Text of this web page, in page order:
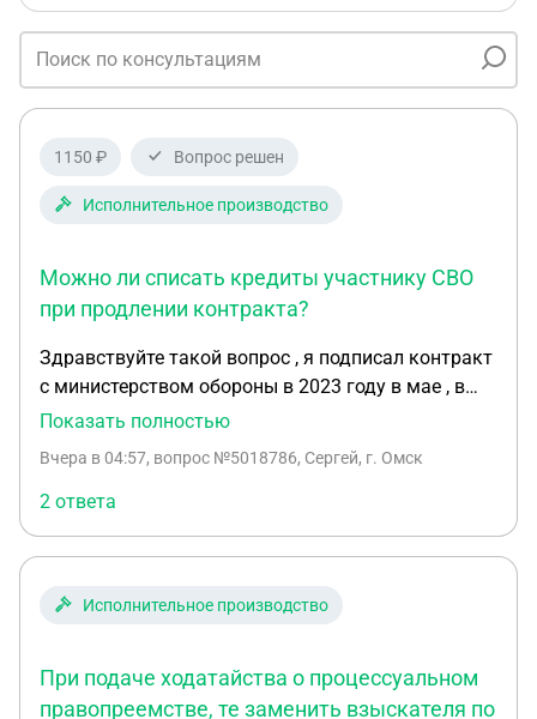
1150 ₽ Вопрос решен
Исполнительное производство
Можно ли списать кредиты участнику СВО
при продлении контракта?
Здравствуйте такой вопрос , я подписал контракт
с министерством обороны в 2023 году в мае , в
сентябре я взял кредит на 300.000 рублей и после
после чего взял ещё кредит в январе 2024 года ,
на примерно 600.000 рублей , и того выходила
сумма около 900.000 рублей без учёта процентов ,
далее в апреле я уехал на сво , банки присылали
исполнительное производство и что они
вопроса , я передал им ксерокопию справки о том
что я на сво , через бабушку , которая отнесла
Показать полностью
Вчера в 04:57, вопрос №5018786, Сергей, г. Омск
2 ответа
Исполнительное производство
При подаче ходатайства о процессуальном
правопреемстве, те заменить взыскателя по